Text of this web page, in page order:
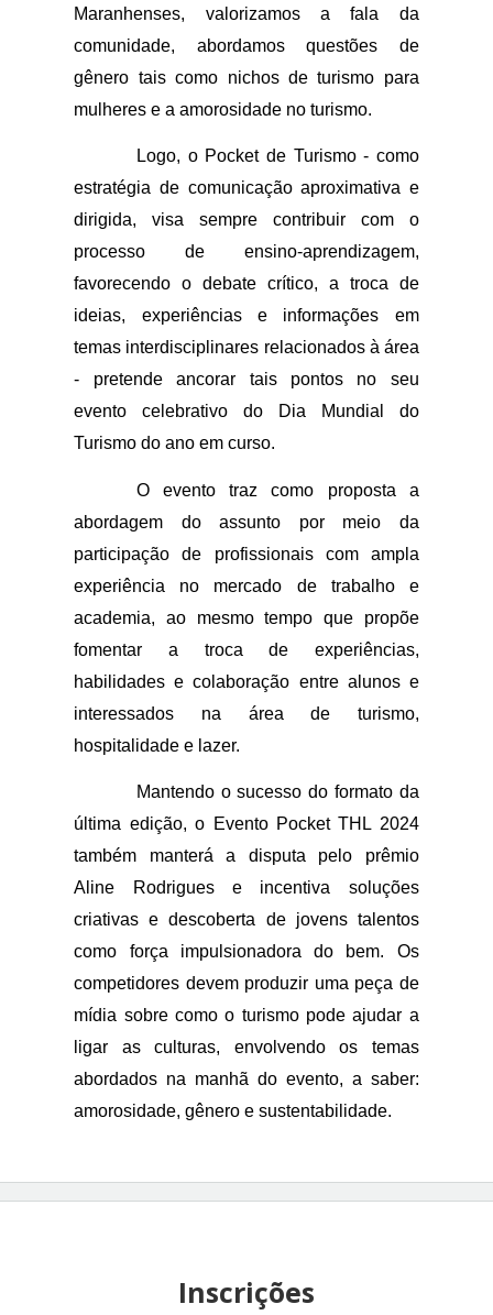
Maranhenses, valorizamos a fala da
comunidade, abordamos questões de
gênero tais como nichos de turismo para
mulheres e a amorosidade no turismo.
Logo, o Pocket de Turismo - como
estratégia de comunicação aproximativa e
dirigida, visa sempre contribuir com o
processo de ensino-aprendizagem,
favorecendo o debate crítico, a troca de
ideias, experiências e informações em
temas interdisciplinares relacionados à área
- pretende ancorar tais pontos no seu
evento celebrativo do Dia Mundial do
Turismo do ano em curso.
O evento traz como proposta a
abordagem do assunto por meio da
participação de profissionais com ampla
experiência no mercado de trabalho e
academia, ao mesmo tempo que propõe
fomentar a troca de experiências,
habilidades e colaboração entre alunos e
interessados na área de turismo,
hospitalidade e lazer.
Mantendo o sucesso do formato da
última edição, o Evento Pocket THL 2024
também manterá a disputa pelo prêmio
Aline Rodrigues e incentiva soluções
criativas e descoberta de jovens talentos
como força impulsionadora do bem. Os
competidores devem produzir uma peça de
mídia sobre como o turismo pode ajudar a
ligar as culturas, envolvendo os temas
abordados na manhã do evento, a saber:
amorosidade, gênero e sustentabilidade.
Inscrições